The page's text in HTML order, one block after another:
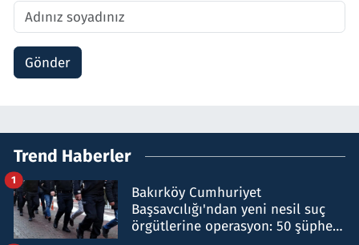
Gönder
Trend Haberler
Bakırköy Cumhuriyet
Başsavcılığı'ndan yeni nesil suç
örgütlerine operasyon: 50 şüpheli
1